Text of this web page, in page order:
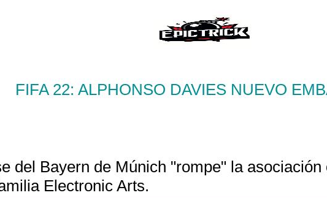
FIFA 22: ALPHONSO DAVIES NUEVO
del Bayern de Múnich "rompe" la
Electronic Arts.